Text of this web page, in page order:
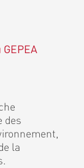
des
la